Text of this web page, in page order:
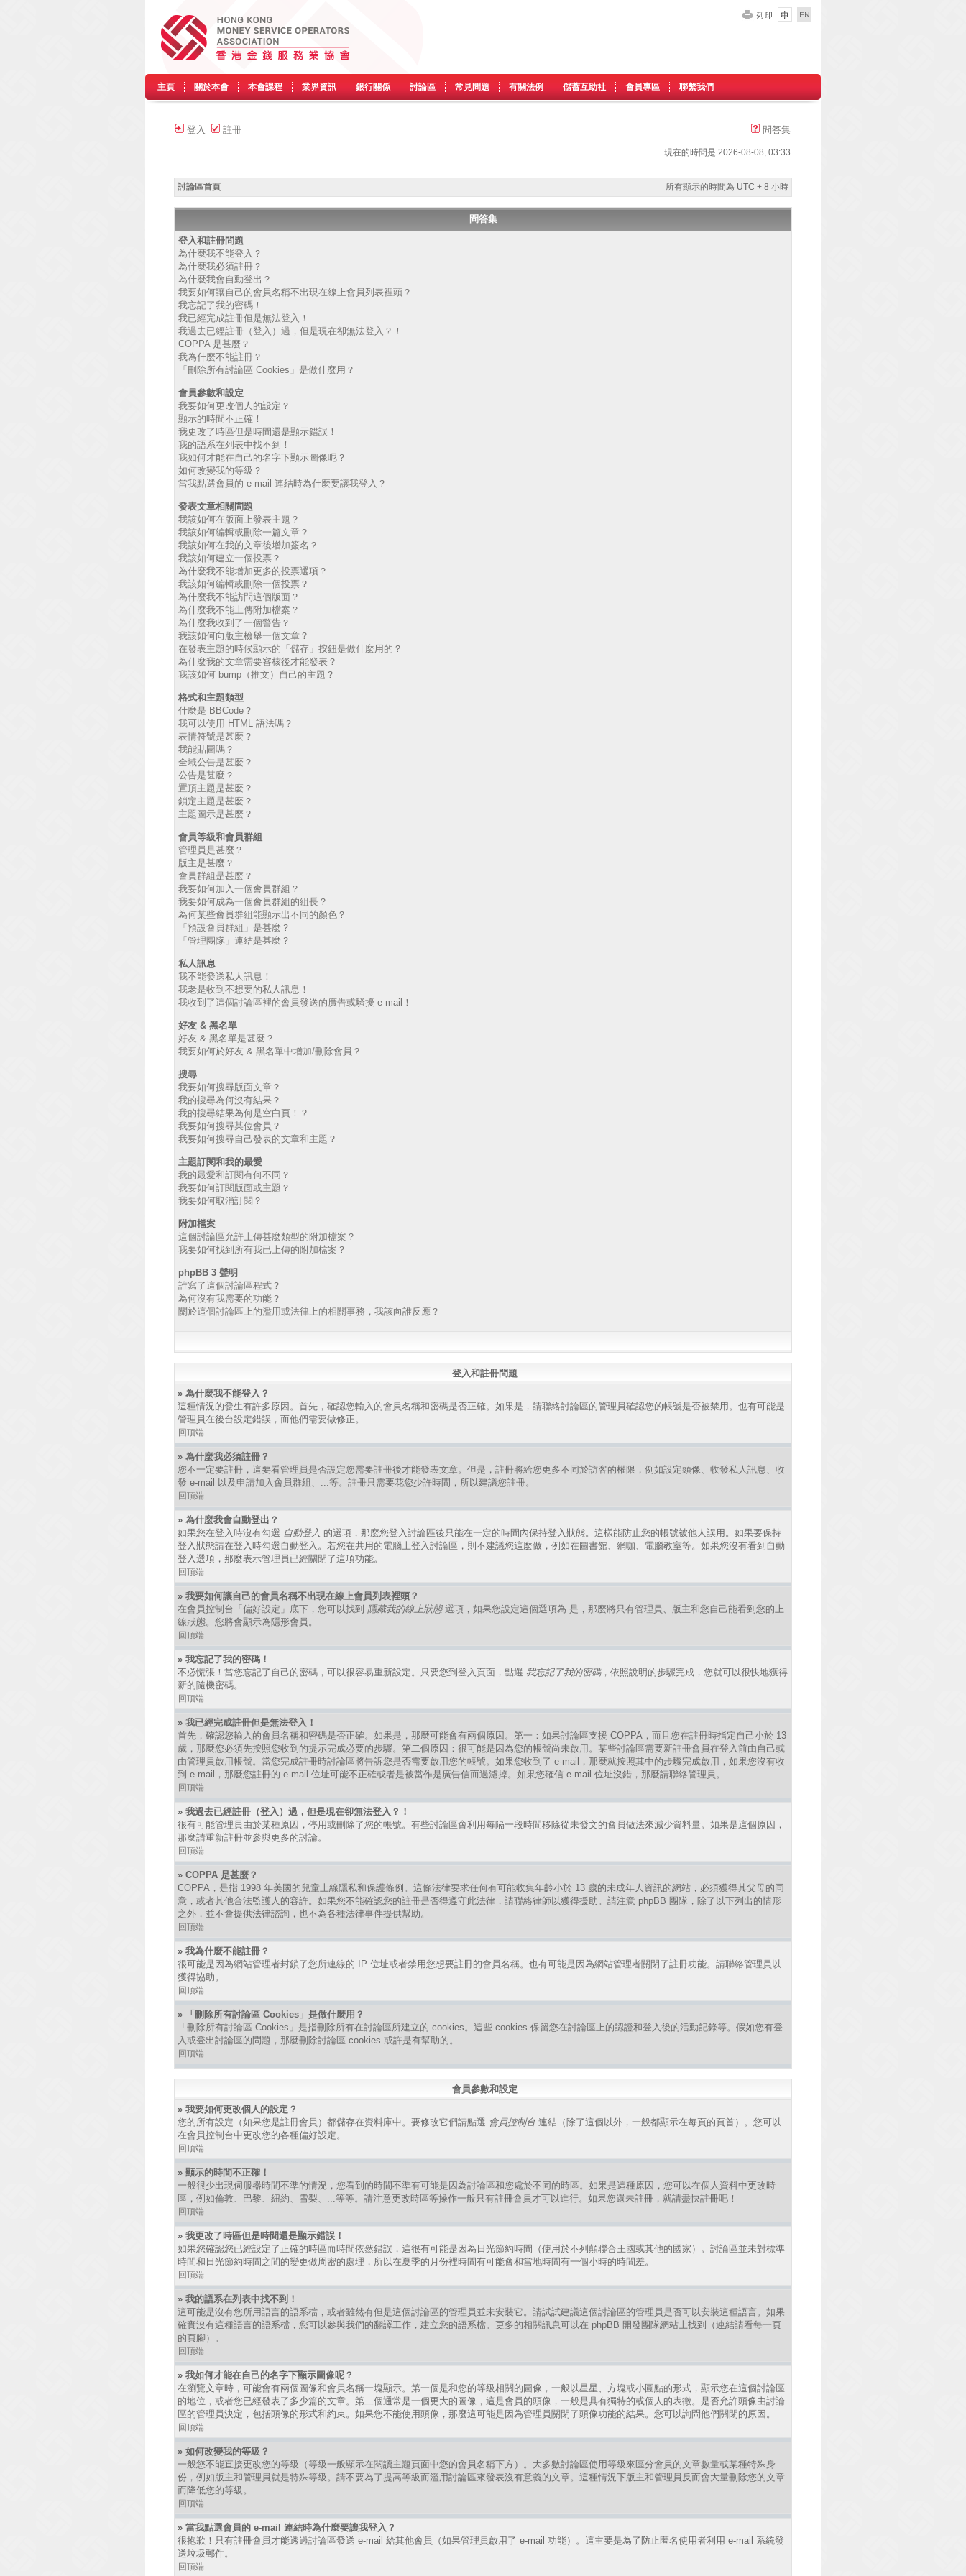
主頁 關於本會 本會課程 業界資訊 銀行關係 討論區 常見問題 有關法例 儲蓄互助社 會員專區 聯繫我們
登入 註冊 問答集
現在的時間是 2026-08-08, 03:33
討論區首頁 所有顯示的時間為 UTC + 8 小時
問答集
登入和註冊問題
為什麼我不能登入？
為什麼我必須註冊？
為什麼我會自動登出？
我要如何讓自己的會員名稱不出現在線上會員列表裡頭？
我忘記了我的密碼！
我已經完成註冊但是無法登入！
我過去已經註冊（登入）過，但是現在卻無法登入？！
COPPA 是甚麼？
我為什麼不能註冊？
「刪除所有討論區 Cookies」是做什麼用？
會員參數和設定
我要如何更改個人的設定？
顯示的時間不正確！
我更改了時區但是時間還是顯示錯誤！
我的語系在列表中找不到！
我如何才能在自己的名字下顯示圖像呢？
如何改變我的等級？
當我點選會員的 e-mail 連結時為什麼要讓我登入？
發表文章相關問題
我該如何在版面上發表主題？
我該如何編輯或刪除一篇文章？
我該如何在我的文章後增加簽名？
我該如何建立一個投票？
為什麼我不能增加更多的投票選項？
我該如何編輯或刪除一個投票？
為什麼我不能訪問這個版面？
為什麼我不能上傳附加檔案？
為什麼我收到了一個警告？
我該如何向版主檢舉一個文章？
在發表主題的時候顯示的「儲存」按鈕是做什麼用的？
為什麼我的文章需要審核後才能發表？
我該如何 bump（推文）自己的主題？
格式和主題類型
什麼是 BBCode？
我可以使用 HTML 語法嗎？
表情符號是甚麼？
我能貼圖嗎？
全域公告是甚麼？
公告是甚麼？
置頂主題是甚麼？
鎖定主題是甚麼？
主題圖示是甚麼？
會員等級和會員群組
管理員是甚麼？
版主是甚麼？
會員群組是甚麼？
我要如何加入一個會員群組？
我要如何成為一個會員群組的組長？
為何某些會員群組能顯示出不同的顏色？
「預設會員群組」是甚麼？
「管理團隊」連結是甚麼？
私人訊息
我不能發送私人訊息！
我老是收到不想要的私人訊息！
我收到了這個討論區裡的會員發送的廣告或騷擾 e-mail！
好友 & 黑名單
好友 & 黑名單是甚麼？
我要如何於好友 & 黑名單中增加/刪除會員？
搜尋
我要如何搜尋版面文章？
我的搜尋為何沒有結果？
我的搜尋結果為何是空白頁！？
我要如何搜尋某位會員？
我要如何搜尋自己發表的文章和主題？
主題訂閱和我的最愛
我的最愛和訂閱有何不同？
我要如何訂閱版面或主題？
我要如何取消訂閱？
附加檔案
這個討論區允許上傳甚麼類型的附加檔案？
我要如何找到所有我已上傳的附加檔案？
phpBB 3 聲明
誰寫了這個討論區程式？
為何沒有我需要的功能？
關於這個討論區上的濫用或法律上的相關事務，我該向誰反應？
登入和註冊問題
» 為什麼我不能登入？
這種情況的發生有許多原因。首先，確認您輸入的會員名稱和密碼是否正確。如果是，請聯絡討論區的管理員確認您的帳號是否被禁用。也有可能是
管理員在後台設定錯誤，而他們需要做修正。
回頂端
» 為什麼我必須註冊？
您不一定要註冊，這要看管理員是否設定您需要註冊後才能發表文章。但是，註冊將給您更多不同於訪客的權限，例如設定頭像、收發私人訊息、收
發 e-mail 以及申請加入會員群組、...等。註冊只需要花您少許時間，所以建議您註冊。
回頂端
» 為什麼我會自動登出？
如果您在登入時沒有勾選 自動登入 的選項，那麼您登入討論區後只能在一定的時間內保持登入狀態。這樣能防止您的帳號被他人誤用。如果要保持
登入狀態請在登入時勾選自動登入。若您在共用的電腦上登入討論區，則不建議您這麼做，例如在圖書館、網咖、電腦教室等。如果您沒有看到自動
登入選項，那麼表示管理員已經關閉了這項功能。
回頂端
» 我要如何讓自己的會員名稱不出現在線上會員列表裡頭？
在會員控制台「偏好設定」底下，您可以找到 隱藏我的線上狀態選項，如果您設定這個選項為 是 ，那麼將只有管理員、版主和您自己能看到您的上
線狀態。您將會顯示為隱形會員。
回頂端
» 我忘記了我的密碼！
不必慌張！當您忘記了自己的密碼，可以很容易重新設定。只要您到登入頁面，點選 我忘記了我的密碼，依照說明的步驟完成，您就可以很快地獲得
新的隨機密碼。
回頂端
» 我已經完成註冊但是無法登入！
首先，確認您輸入的會員名稱和密碼是否正確。如果是，那麼可能會有兩個原因。第一：如果討論區支援 COPPA，而且您在註冊時指定自己小於 13
歲，那麼您必須先按照您收到的提示完成必要的步驟。第二個原因：很可能是因為您的帳號尚未啟用。某些討論區需要新註冊會員在登入前由自己或
由管理員啟用帳號。當您完成註冊時討論區將告訴您是否需要啟用您的帳號。如果您收到了 e-mail，那麼就按照其中的步驟完成啟用，如果您沒有收
到 e-mail，那麼您註冊的 e-mail 位址可能不正確或者是被當作是廣告信而過濾掉。如果您確信 e-mail 位址沒錯，那麼請聯絡管理員。
回頂端
» 我過去已經註冊（登入）過，但是現在卻無法登入？！
很有可能管理員由於某種原因，停用或刪除了您的帳號。有些討論區會利用每隔一段時間移除從未發文的會員做法來減少資料量。如果是這個原因，
那麼請重新註冊並參與更多的討論。
回頂端
» COPPA 是甚麼？
COPPA，是指 1998 年美國的兒童上線隱私和保護條例。這條法律要求任何有可能收集年齡小於 13 歲的未成年人資訊的網站，必須獲得其父母的同
意，或者其他合法監護人的容許。如果您不能確認您的註冊是否得遵守此法律，請聯絡律師以獲得援助。請注意 phpBB 團隊，除了以下列出的情形
之外，並不會提供法律諮詢，也不為各種法律事件提供幫助。
回頂端
» 我為什麼不能註冊？
很可能是因為網站管理者封鎖了您所連線的 IP 位址或者禁用您想要註冊的會員名稱。也有可能是因為網站管理者關閉了註冊功能。請聯絡管理員以
獲得協助。
回頂端
» 「刪除所有討論區 Cookies」是做什麼用？
「刪除所有討論區 Cookies」是指刪除所有在討論區所建立的 cookies。這些 cookies 保留您在討論區上的認證和登入後的活動記錄等。假如您有登
入或登出討論區的問題，那麼刪除討論區 cookies 或許是有幫助的。
回頂端
會員參數和設定
» 我要如何更改個人的設定？
您的所有設定（如果您是註冊會員）都儲存在資料庫中。要修改它們請點選 會員控制台 連結（除了這個以外，一般都顯示在每頁的頁首）。您可以
在會員控制台中更改您的各種偏好設定。
回頂端
» 顯示的時間不正確！
一般很少出現伺服器時間不準的情況，您看到的時間不準有可能是因為討論區和您處於不同的時區。如果是這種原因，您可以在個人資料中更改時
區，例如倫敦、巴黎、紐約、雪梨、...等等。請注意更改時區等操作一般只有註冊會員才可以進行。如果您還未註冊，就請盡快註冊吧！
回頂端
» 我更改了時區但是時間還是顯示錯誤！
如果您確認您已經設定了正確的時區而時間依然錯誤，這很有可能是因為日光節約時間（使用於不列顛聯合王國或其他的國家）。討論區並未對標準
時間和日光節約時間之間的變更做周密的處理，所以在夏季的月份裡時間有可能會和當地時間有一個小時的時間差。
回頂端
» 我的語系在列表中找不到！
這可能是沒有您所用語言的語系檔，或者雖然有但是這個討論區的管理員並未安裝它。請試試建議這個討論區的管理員是否可以安裝這種語言。如果
確實沒有這種語言的語系檔，您可以參與我們的翻譯工作，建立您的語系檔。更多的相關訊息可以在 phpBB 開發團隊網站上找到（連結請看每一頁
的頁腳）。
回頂端
» 我如何才能在自己的名字下顯示圖像呢？
在瀏覽文章時，可能會有兩個圖像和會員名稱一塊顯示。第一個是和您的等級相關的圖像，一般以星星、方塊或小圓點的形式，顯示您在這個討論區
的地位，或者您已經發表了多少篇的文章。第二個通常是一個更大的圖像，這是會員的頭像，一般是具有獨特的或個人的表徵。是否允許頭像由討論
區的管理員決定，包括頭像的形式和約束。如果您不能使用頭像，那麼這可能是因為管理員關閉了頭像功能的結果。您可以詢問他們關閉的原因。
回頂端
» 如何改變我的等級？
一般您不能直接更改您的等級（等級一般顯示在閱讀主題頁面中您的會員名稱下方）。大多數討論區使用等級來區分會員的文章數量或某種特殊身
份，例如版主和管理員就是特殊等級。請不要為了提高等級而濫用討論區來發表沒有意義的文章。這種情況下版主和管理員反而會大量刪除您的文章
而降低您的等級。
回頂端
» 當我點選會員的 e-mail 連結時為什麼要讓我登入？
很抱歉！只有註冊會員才能透過討論區發送 e-mail 給其他會員（如果管理員啟用了 e-mail 功能）。這主要是為了防止匿名使用者利用 e-mail 系統發
送垃圾郵件。
回頂端